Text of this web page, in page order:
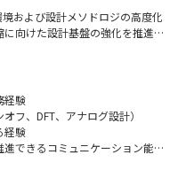
置の導入が加速予定
し、装置理解、パネルプロセス
は日本側の技術リード人材・ま
の活躍を期待しております。
ト
レンジ可能
経験を活かせる
へ展開可能
技術
工、貼付工程経験者
および設計メソドロジの高度化
向けた設計基盤の強化を推進い
点に、EDAツールや設計フロー
策の企画・実行を担うポジショ
す。
の最適化および新規ツール導入
経験
フ、DFT、アナログ設計）
経験
できるコミュニケーション能力